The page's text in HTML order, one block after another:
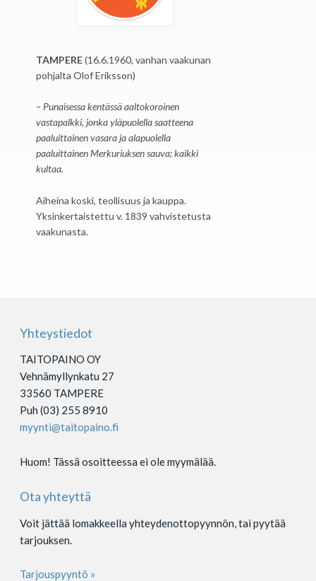
TAMPERE(16.6.1960, vanhan vaakunan
pohjalta Olof Eriksson)
– Punaisessa kentässä aaltokoroinen
vastapalkki, jonka yläpuolella saatteena
paaluittainen vasara ja alapuolella
paaluittainen Merkuriuksen sauva; kaikki
kultaa.
Aiheina koski, teollisuus ja kauppa.
Yksinkertaistettu v. 1839 vahvistetusta
vaakunasta.
Yhteystiedot
TAITOPAINO OY
Vehnämyllynkatu 27
33560 TAMPERE
Puh (03) 255 8910
myynti@taitopaino.fi
Huom! Tässä osoitteessa ei ole myymälää.
Ota yhteyttä
Voit jättää lomakkeella yhteydenottopyynnön, tai pyytää
tarjouksen.
Tarjouspyyntö »